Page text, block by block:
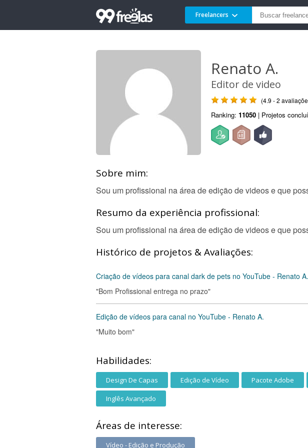
Freelancers
Renato A.
Editor de video
(4.9 - 2
Ranking: 11050 | Projetos
Sobre mim:
Sou um profissional na área de edição de videos e que
Resumo da experiência profissional:
Sou um profissional na área de edição de videos e que
Histórico de projetos & Avaliações:
Criação de vídeos para canal dark de pets no YouTube - Renato A.
"Bom Profissional entrega no prazo"
Edição de vídeos para canal no YouTube - Renato A.
"Muito bom"
Habilidades:
Design De Capas Edição de Vídeo Pacote Adobe
Inglês Avançado
Áreas de interesse:
Vídeo - Edição e Produção